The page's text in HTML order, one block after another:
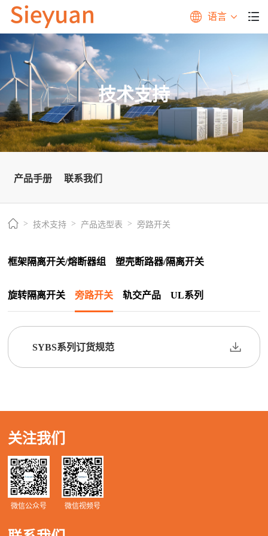
语言
技术支持
产品手册 联系我们
技术支持 产品选型表 旁路开关
框架隔离开关/熔断器组 塑壳断路器/隔离开关
旋转隔离开关 旁路开关 轨交产品 UL系列
SYBS系列订货规范
关注我们
微信公众号 微信视频号